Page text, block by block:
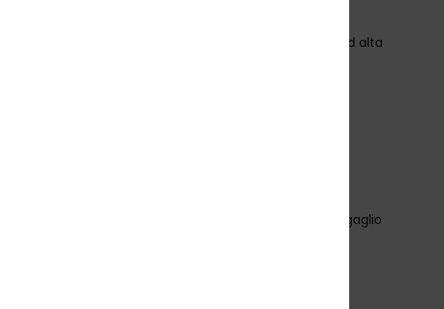
tessuto: tessuto Sol Searcher Summer ad alta
cinghia per fissare lo zaino al bagaglio